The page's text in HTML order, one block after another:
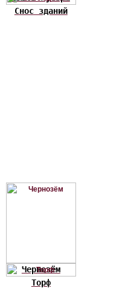
Снос зданий
Чернозём
Торф